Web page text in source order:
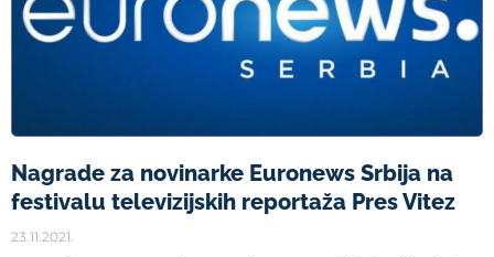
Nagrade za novinarke Euronews Srbija na
festivalu televizijskih reportaža Pres Vitez
23.11.2021.